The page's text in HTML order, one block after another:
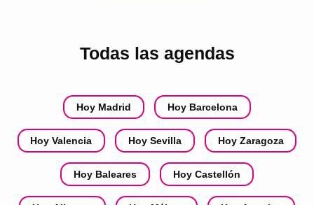
Todas las agendas
Hoy Madrid Hoy Barcelona
Hoy Valencia Hoy Sevilla Hoy Zaragoza
Hoy Baleares Hoy Castellón